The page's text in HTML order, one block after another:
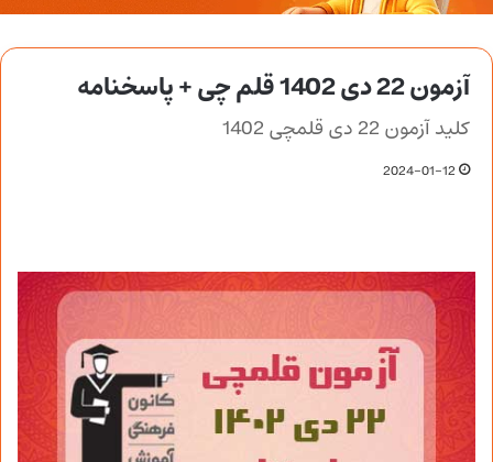
آزمون 22 دی 1402 قلم چی + پاسخنامه
کلید آزمون 22 دی قلمچی 1402
2024-01-12